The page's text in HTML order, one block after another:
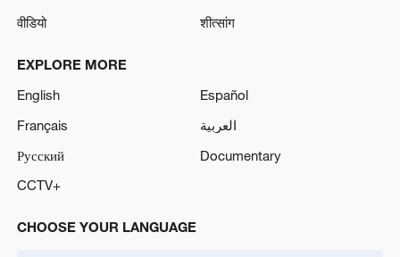
वीडियो
शीत्सांग
EXPLORE MORE
English
Español
Français
العربية
Русский
Documentary
CCTV+
CHOOSE YOUR LANGUAGE